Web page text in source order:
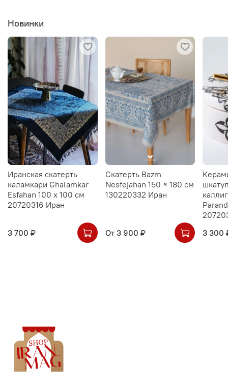
Новинки
Иранская скатерть
каламкари Ghalamkar
Esfahan 100 х 100 см
20720316 Иран
3 700 ₽
Скатерть Bazm
Nesfejahan 150 × 180 см
130220332 Иран
От 3 900 ₽
3 300